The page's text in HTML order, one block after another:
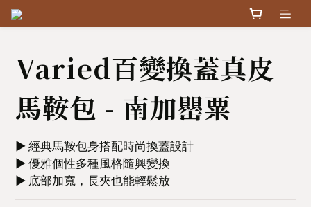
Varied百變換蓋真皮
馬鞍包 - 南加罌粟
▶︎ 經典馬鞍包身搭配時尚換蓋設計
▶︎ 優雅個性多種風格隨興變換
▶︎ 底部加寬，長夾也能輕鬆放